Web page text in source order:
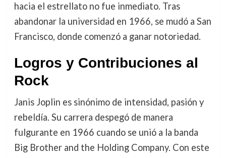
hacia el estrellato no fue inmediato. Tras
abandonar la universidad en 1966, se mudó a San
Francisco, donde comenzó a ganar notoriedad.
Logros y Contribuciones al
Rock
Janis Joplin es sinónimo de intensidad, pasión y
rebeldía. Su carrera despegó de manera
fulgurante en 1966 cuando se unió a la banda
Big Brother and the Holding Company. Con este